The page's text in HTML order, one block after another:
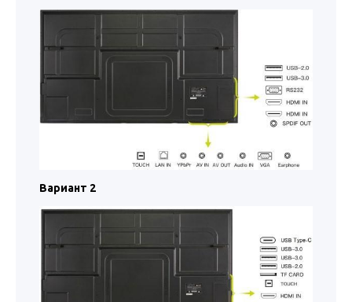
Вариант 2